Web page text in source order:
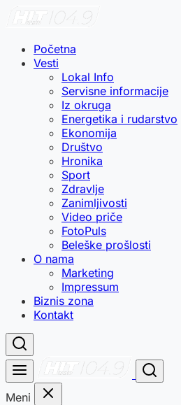
Početna
Vesti
Lokal Info
Servisne informacije
Iz okruga
Energetika i rudarstvo
Ekonomija
Društvo
Hronika
Sport
Zdravlje
Zanimljivosti
Video priče
FotoPuls
Beleške prošlosti
O nama
Marketing
Impressum
Biznis zona
Kontakt
Meni